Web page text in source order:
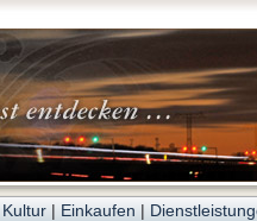
Kultur| Einkaufen |